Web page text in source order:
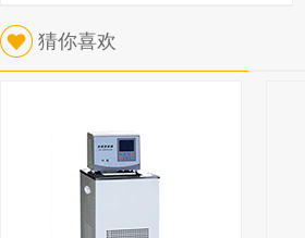
博美玻璃 透明玻璃 滴瓶 60ml
猜你喜欢